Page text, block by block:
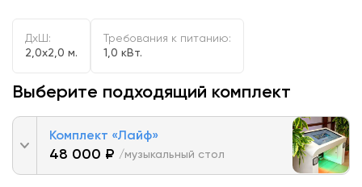
ДxШ:
2,0x2,0 м.
Требования к питанию:
1,0 кВт.
Выберите подходящий комплект
Комплект «Лайф»
48 000 ₽ /музыкальный стол